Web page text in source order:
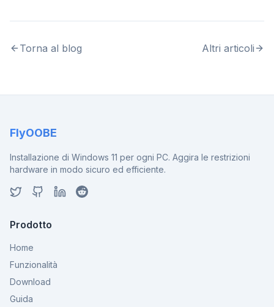
Torna al blog Altri articoli
FlyOOBE
Installazione di Windows 11 per ogni PC. Aggira le restrizioni
hardware in modo sicuro ed efficiente.
Prodotto
Home
Funzionalità
Download
Guida